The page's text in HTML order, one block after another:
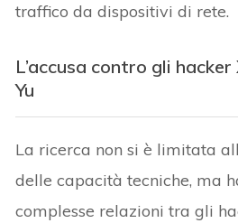
traffico da dispositivi di rete.
L’accusa contro gli hacker
Yu
La ricerca non si è limitata
delle capacità tecniche, ma
complesse relazioni tra gli